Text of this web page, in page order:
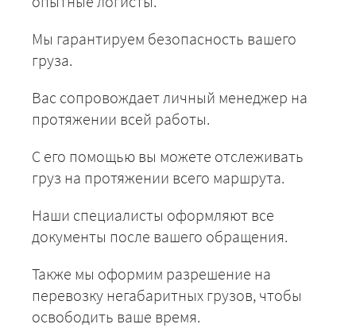
Мы гарантируем безопасность вашего
груза.
Вас сопровождает личный менеджер на
протяжении всей работы.
С его помощью вы можете отслеживать
груз на протяжении всего маршрута.
Наши специалисты оформляют все
документы после вашего обращения.
Также мы оформим разрешение на
перевозку негабаритных грузов, чтобы
освободить ваше время.